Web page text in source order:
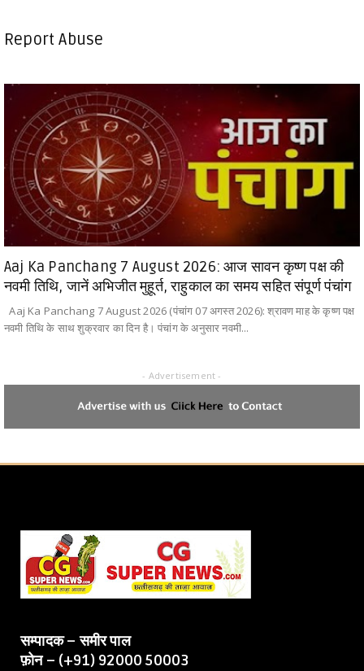
Report Abuse
Aaj Ka Panchang 7 August 2026: आज सावन कृष्ण पक्ष की
नवमी तिथि, जानें अभिजीत मुहूर्त, राहुकाल का समय सहित संपूर्ण पंचांग
Aaj Ka Panchang 7 August 2026 (पंचांग 07 अगस्त 2026): श्रावण माह के कृष्ण पक्ष
नवमी तिथि के साथ शुक्रवार का दिन है। पंचांग के अनुसार नवमी...
- Advertisement -
सम्पादक – समीर पाल
फ़ोन – (+91) 92000 50003